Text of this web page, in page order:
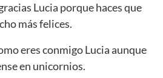
Lucia porque haces que
más felices.
eres conmigo Lucia aunque
en unicornios.